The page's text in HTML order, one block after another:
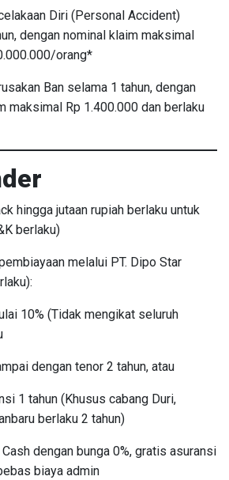
Diri (Personal Accident)
dengan nominal klaim maksimal
orang*
Ban selama 1 tahun, dengan
maksimal Rp 1.400.000 dan berlaku
hingga jutaan rupiah berlaku untuk
berlaku)
melalui PT. Dipo Star
10% (Tidak mengikat seluruh
dengan tenor 2 tahun, atau
1 tahun (Khusus cabang Duri,
berlaku 2 tahun)
dengan bunga 0%, gratis asuransi
biaya admin